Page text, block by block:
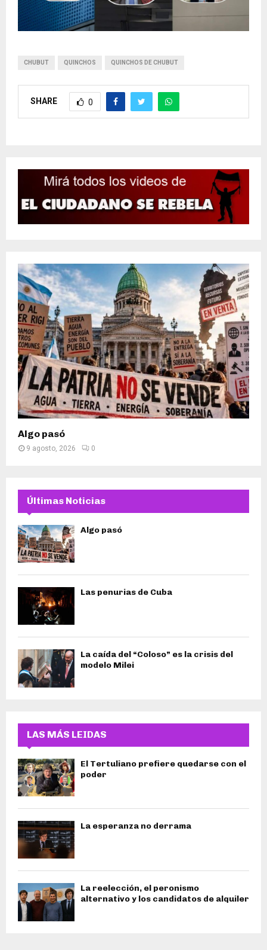
CHUBUT QUINCHOS QUINCHOS DE CHUBUT
SHARE 0
Algo pasó
9 agosto, 2026 0
Últimas Noticias
Algo pasó
Las penurias de Cuba
La caída del “Coloso” es la crisis del
modelo Milei
LAS MÁS LEIDAS
El Tertuliano prefiere quedarse con el
poder
La esperanza no derrama
La reelección, el peronismo
alternativo y los candidatos de alquiler